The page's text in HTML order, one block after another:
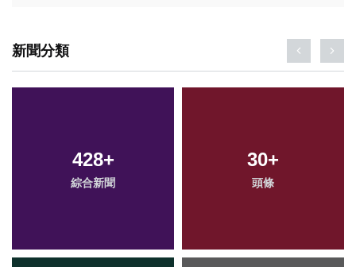
新聞分類
428+
綜合新聞
30+
頭條